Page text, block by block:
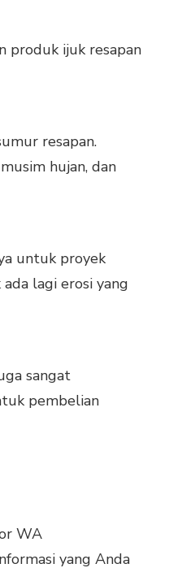
produk ijuk resapan
resapan.
hujan, dan
untuk proyek
lagi erosi yang
sangat
pembelian
WA
yang Anda